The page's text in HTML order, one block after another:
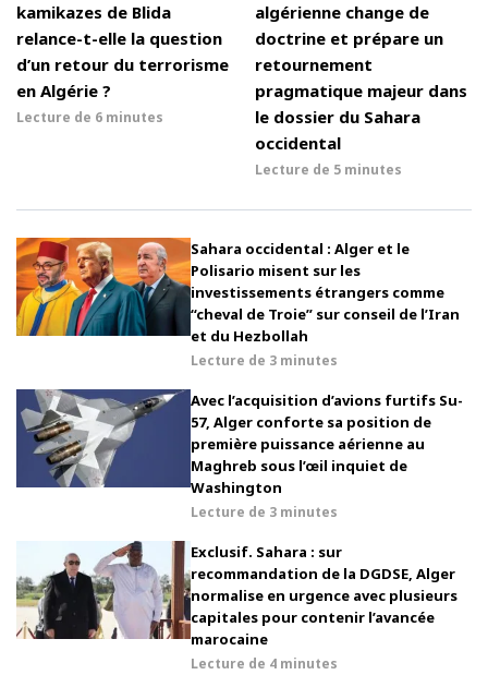
kamikazes de Blida
relance-t-elle la question
d’un retour du terrorisme
en Algérie ?
Lecture de 6 minutes
algérienne change de
doctrine et prépare un
retournement
pragmatique majeur dans
le dossier du Sahara
occidental
Lecture de 5 minutes
Sahara occidental : Alger et le
Polisario misent sur les
investissements étrangers comme
“cheval de Troie” sur conseil de l’Iran
et du Hezbollah
Lecture de 3 minutes
Avec l’acquisition d’avions furtifs Su-
57, Alger conforte sa position de
première puissance aérienne au
Maghreb sous l’œil inquiet de
Washington
Lecture de 3 minutes
Exclusif. Sahara : sur
recommandation de la DGDSE, Alger
normalise en urgence avec plusieurs
capitales pour contenir l’avancée
marocaine
Lecture de 4 minutes